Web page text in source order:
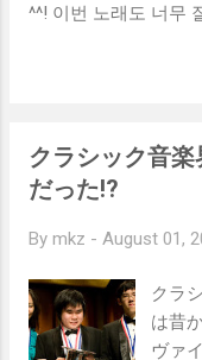
^^! 이번 노래도 너무
クラシック音
だった!?
By mkz - August 01,
クラ
は昔
ヴァ